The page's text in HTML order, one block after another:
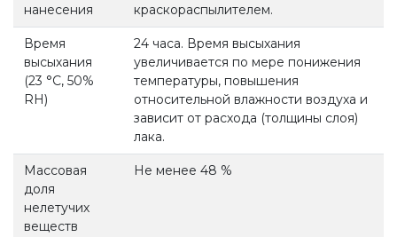
нанесения
краскораспылителем.
Время
высыхания
(23 °С, 50%
RH)
24 часа. Время высыхания
увеличивается по мере понижения
температуры, повышения
относительной влажности воздуха и
зависит от расхода (толщины слоя)
лака.
Массовая
доля
нелетучих
веществ
Не менее 48 %